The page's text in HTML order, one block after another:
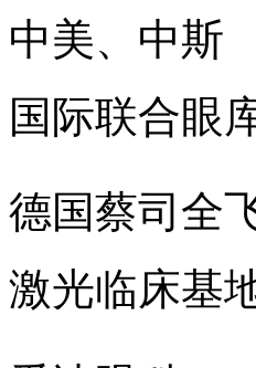
中美、中斯
国际联合眼
德国蔡司全
激光临床基